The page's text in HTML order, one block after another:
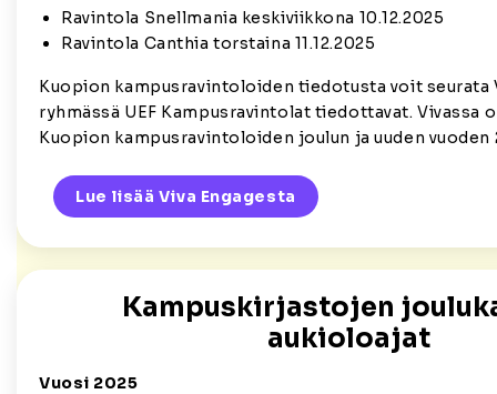
Ravintola Snellmania keskiviikkona 10.12.2025
Ravintola Canthia torstaina 11.12.2025
Kuopion kampusravintoloiden tiedotusta voit seurata
ryhmässä UEF Kampusravintolat tiedottavat. Vivassa
Kuopion kampusravintoloiden joulun ja uuden vuoden
Lue lisää Viva Engagesta
Kampuskirjastojen
aukioloajat
Vuosi 2025